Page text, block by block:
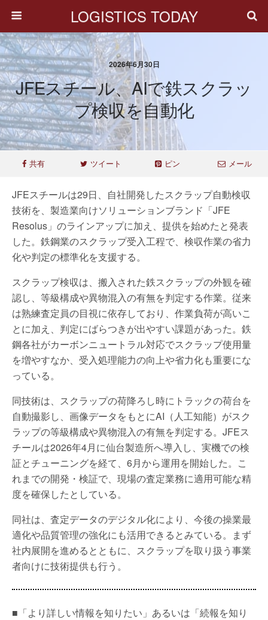
LOGISTICS TODAY
2026年6月30日
JFEスチール、AIで鉄スクラッ
プ検収を自動化
共有 ツイート ピン メール
JFEスチールは29日、自社開発したスクラップ自動検収
技術を、製造業向けソリューションブランド「JFE
Resolus」のラインアップに加え、提供を始めたと発表
した。鉄鋼業のスクラップ受入工程で、検収作業の省力
化や判定の標準化を支援する。
スクラップ検収は、搬入された鉄スクラップの外観を確
認し、等級構成や異物混入の有無を判定する作業。従来
は熟練査定員の目視に依存しており、作業負荷が高いこ
とに加え、判定にばらつきが出やすい課題があった。鉄
鋼各社がカーボンニュートラル対応でスクラップ使用量
を増やすなか、受入処理能力の向上や省力化も重要にな
っている。
同技術は、スクラップの荷降ろし時にトラックの荷台を
自動撮影し、画像データをもとにAI（人工知能）がスク
ラップの等級構成や異物混入の有無を判定する。JFEス
チールは2026年4月に仙台製造所へ導入し、実機での検
証とチューニングを経て、6月から運用を開始した。こ
れまでの開発・検証で、現場の査定業務に適用可能な精
度を確保したとしている。
同社は、査定データのデジタル化により、今後の操業最
適化や品質管理の強化にも活用できるとみている。まず
社内展開を進めるとともに、スクラップを取り扱う事業
者向けに技術提供も行う。
■「より詳しい情報を知りたい」あるいは「続報を知り